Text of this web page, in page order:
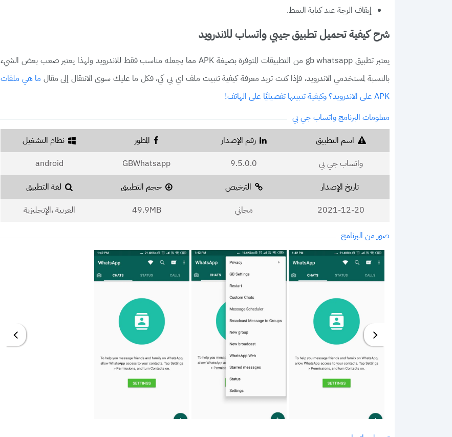
إيقاف الرجة عند كتابة النمط.
شرح كيفية تحميل تطبيق جيبي واتساب للاندرويد
يعتبر تطبيق gb whatsapp من التطبيقات المتوفرة بصيغة APK مما يجعله مناسب فقط للاندرويد ولهذا يعتبر صعب بعض الشيء
بالنسبة لمستخدمي الاندرويد، فإذا كنت تريد معرفة كيفية تثبيت ملف اي بي كي، فكل ما عليك سوى الانتقال إلى مقال ما هي ملفات
APK على الاندرويد؟ وكيفية تثبيتها تفصيليًا على الهاتف!
معلومات البرنامج واتساب جي بي
اسم التطبيق
واتساب جي بي
رقم الإصدار
9.5.0.0
المطور
GBWhatsapp
نظام التشغيل
android
تاريخ الإصدار
2021-12-20
الترخيص
مجاني
حجم التطبيق
49.9MB
لغة التطبيق
العربية ،الإنجليزية
صور من البرنامج